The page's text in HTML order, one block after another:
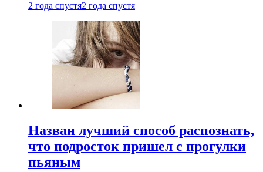
2 года спустя2 года спустя
Назван лучший способ распознать,
что подросток пришел с прогулки
пьяным